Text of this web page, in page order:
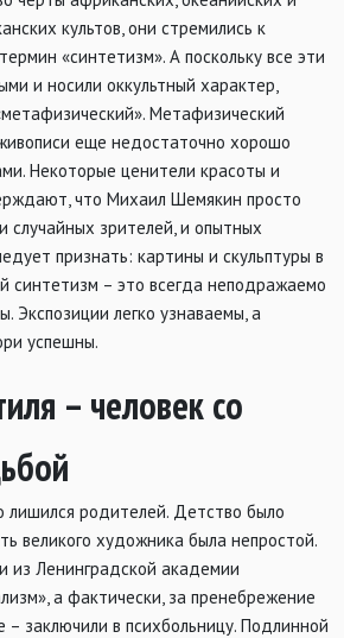
культов, они стремились к
«синтетизм». А поскольку все эти
и носили оккультный характер,
Метафизический
еще недостаточно хорошо
Некоторые ценители красоты и
что Михаил Шемякин просто
случайных зрителей, и опытных
признать: картины и скульптуры в
синтетизм – это всегда неподражаемо
Экспозиции легко узнаваемы, а
успешны.
– человек со
родителей. Детство было
великого художника была непростой.
из Ленинградской академии
а фактически, за пренебрежение
– заключили в психбольницу. Подлинной